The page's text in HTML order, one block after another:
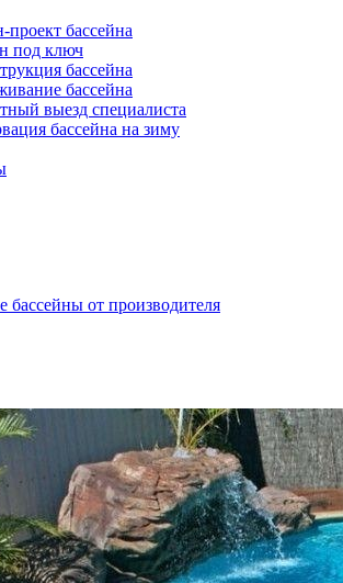
проект бассейна
под ключ
бассейна
бассейна
выезд специалиста
бассейна на зиму
бассейны от производителя